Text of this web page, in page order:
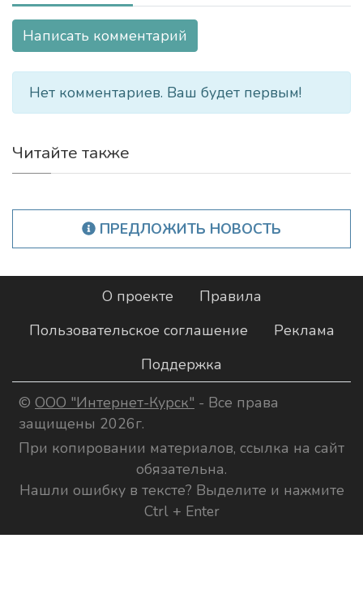
Написать комментарий
Нет комментариев. Ваш будет первым!
Читайте также
ПРЕДЛОЖИТЬ НОВОСТЬ
О проекте
Правила
Пользовательское соглашение
Реклама
Поддержка
© ООО "Интернет-Курск" - Все права
защищены 2026г.
При копировании материалов, ссылка на сайт
обязательна.
Нашли ошибку в тексте? Выделите и нажмите
Ctrl + Enter